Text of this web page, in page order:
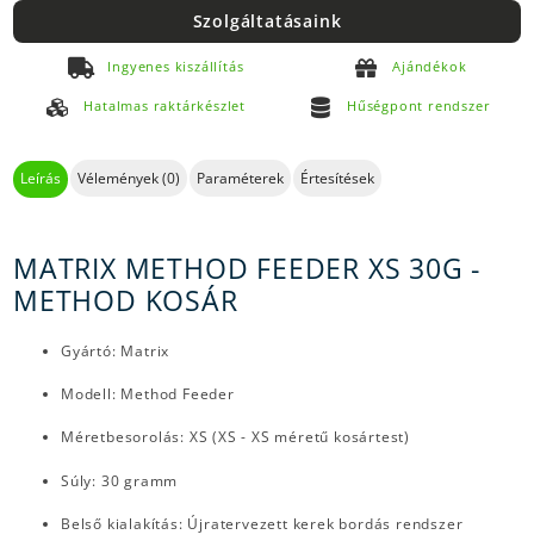
Szolgáltatásaink
Ingyenes kiszállítás Ajándékok
Hatalmas raktárkészlet Hűségpont rendszer
Leírás Vélemények (0) Paraméterek Értesítések
MATRIX METHOD FEEDER XS 30G -
METHOD KOSÁR
Gyártó: Matrix
Modell: Method Feeder
Méretbesorolás: XS (XS - XS méretű kosártest)
Súly: 30 gramm
Belső kialakítás: Újratervezett kerek bordás rendszer